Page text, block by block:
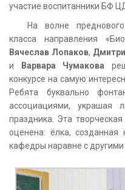
участие воспитанники БФ
На волне
класса направления
Вячеслав Лопаков,
и
Варвара Чумакова
конкурсе на самую
Ребята буквально
ассоциациями, украшая
праздника. Эта
оценена: ёлка,
кафедры наравне с